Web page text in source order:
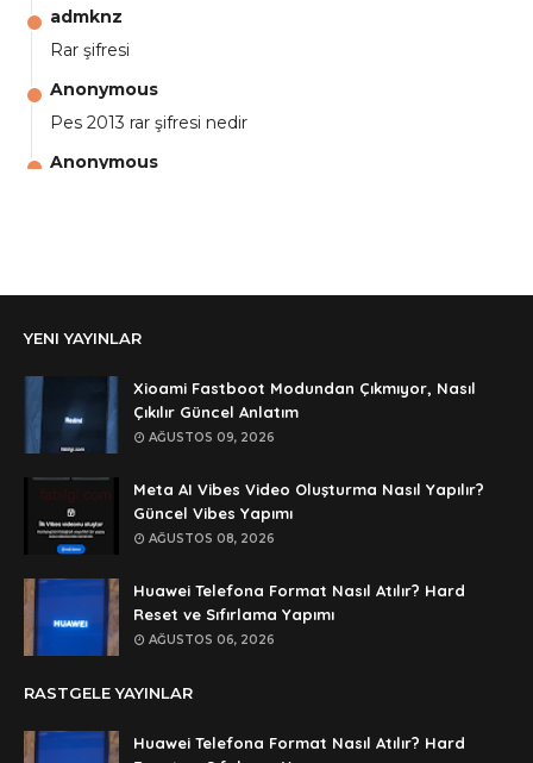
admknz
Rar şifresi
Anonymous
Pes 2013 rar şifresi nedir
Anonymous
şifre ?
Anonymous
şifre ögrenebilirmiyim
Anonymous
🥰🥰🥰
Anonymous
dedezıplatan31 beğend👌
Anonymous
rar dosyasının şifresi nedir
Anonymous
YENI YAYINLAR
Xioami Fastboot Modundan Çıkmıyor, Nasıl
Çıkılır Güncel Anlatım
AĞUSTOS 09, 2026
Meta AI Vibes Video Oluşturma Nasıl Yapılır?
Güncel Vibes Yapımı
AĞUSTOS 08, 2026
Huawei Telefona Format Nasıl Atılır? Hard
Reset ve Sıfırlama Yapımı
AĞUSTOS 06, 2026
RASTGELE YAYINLAR
Huawei Telefona Format Nasıl Atılır? Hard